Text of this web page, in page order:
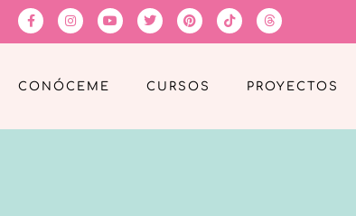
CONÓCEME CURSOS PROYECTOS